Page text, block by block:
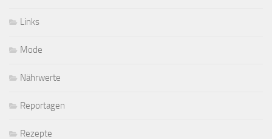
Links
Mode
Nährwerte
Reportagen
Rezepte